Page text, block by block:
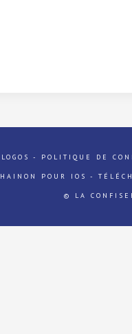
LOGOS - POLITIQUE DE
POUR IOS -
© LA